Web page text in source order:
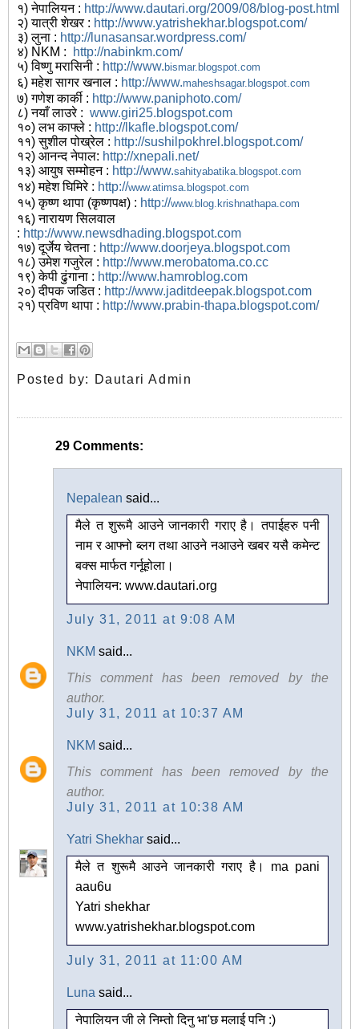
१) नेपालियन : http://www.dautari.org/2009/08/blog-post.html
२) यात्री शेखर : http://www.yatrishekhar.blogspot.com/
३) लुना : http://lunasansar.wordpress.com/
४) NKM :
http://nabinkm.com/
५) विष्णु मरासिनी : http://www. bismar.blogspot.com
६) महेश सागर खनाल : http://www.maheshsagar.blogspot.com
७) गणेश कार्की : http://www.paniphoto.com/
८) नयाँ लाउरे : www.giri25.blogspot.com
१०) लभ काफ्ले : http://lkafle.blogspot.com/
११) सुशील पोख्रेल : http://sushilpokhrel.blogspot.com/
१२) आनन्द नेपाल: http://xnepali.net/
१३) आयुष सम्मोहन : http://www.sahityabatika.blogspot.com
१४) महेश घिमिरे : http://www.atimsa.blogspot.com
१५) कृष्ण थापा (कृष्णपक्ष) : http://www.blog.krishnathapa.com
१६) नारायण सिलवाल
: http://www.newsdhading.blogspot.com
१७) दूर्जेय चेतना : http://www.doorjeya.blogspot.com
१८) उमेश गजुरेल : http://www.merobatoma.co.cc
१९) केपी ढुंगाना : http://www.hamroblog.com
२०) दीपक जडित : http://www.jaditdeepak.blogspot.com
२१) प्रविण थापा : http://www.prabin-thapa.blogspot.com/
Posted by: Dautari Admin
29 Comments:
Nepalean said...
मैले त शुरूमै आउने जानकारी गराए है। तपाईहरु पनी
नाम र आफ्नो ब्लग तथा आउने नआउने खबर यसै कमेन्ट
बक्स मार्फत गर्नूहोला।
नेपालियन: www.dautari.org
July 31, 2011 at 9:08 AM
NKM said...
This comment has been removed by the
author.
July 31, 2011 at 10:37 AM
NKM said...
This comment has been removed by the
author.
July 31, 2011 at 10:38 AM
Yatri Shekhar said...
मैले त शुरूमै आउने जानकारी गराए है। ma pani
aau6u
Yatri shekhar
www.yatrishekhar.blogspot.com
July 31, 2011 at 11:00 AM
Luna said...
नेपालियन जी ले निम्तो दिनु भा'छ मलाई पनि :)